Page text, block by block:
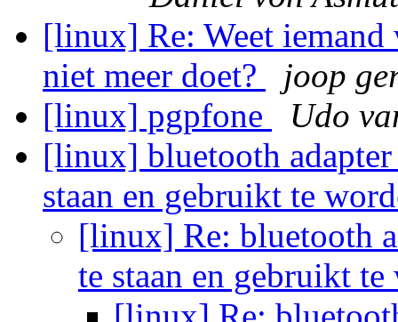
[linux] Re: Weet
niet meer doet?
joop
[linux] pgpfone
Udo
[linux] bluetooth adapter
staan en gebruikt te
[linux] Re: bluetooth
te staan en gebruikt